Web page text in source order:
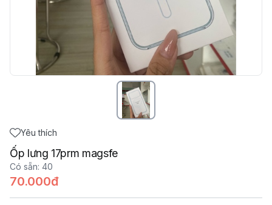
Yêu thích
Ốp lưng 17prm magsfe
Có sẵn: 40
70.000đ